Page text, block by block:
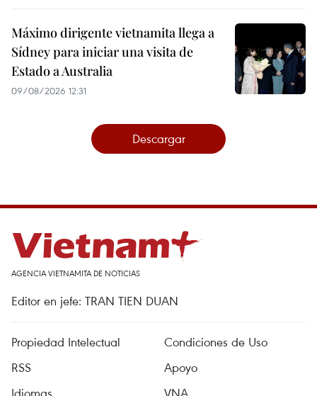
Máximo dirigente vietnamita llega a
Sídney para iniciar una visita de
Estado a Australia
09/08/2026 12:31
Descargar
AGENCIA VIETNAMITA DE NOTICIAS
Editor en jefe: TRAN TIEN DUAN
Propiedad Intelectual
Condiciones de Uso
RSS
Apoyo